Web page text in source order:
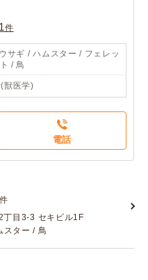
1件
サギ / ハムスター / フェレッ
/ 鳥
獣医学)
電話
丁目3-3 セキビル1F
スター / 鳥